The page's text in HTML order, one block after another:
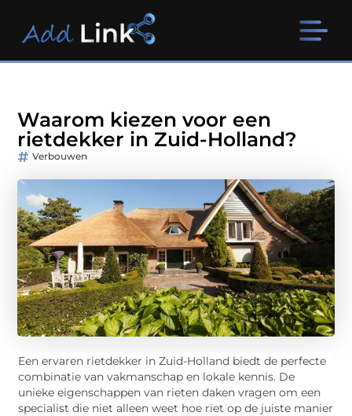
Waarom kiezen voor een
rietdekker in Zuid-Holland?
Verbouwen
Een ervaren rietdekker in Zuid-Holland biedt de perfecte
combinatie van vakmanschap en lokale kennis. De
unieke eigenschappen van rieten daken vragen om een
specialist die niet alleen weet hoe riet op de juiste manier